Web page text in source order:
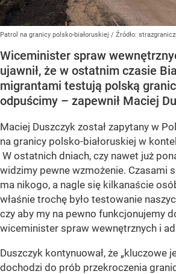
Patrol na granicy polsko-białoruskiej / Źródło:
Wiceminister spraw
ujawnił, że w ostatnim czasie
migrantami testują polską
odpuścimy – zapewnił Maciej
Maciej Duszczyk został zapytany w
na granicy polsko-białoruskiej w
W ostatnich dniach, czy nawet już
widzimy pewne wzmożenie. Czasami
ma nikogo, a nagle się kilkanaście
właśnie trochę było testowanie
czy aby my na pewno funkcjonujemy
wiceminister spraw wewnętrznych i
Duszczyk kontynuował, że „kluczowe
dochodzi do prób przekroczenia